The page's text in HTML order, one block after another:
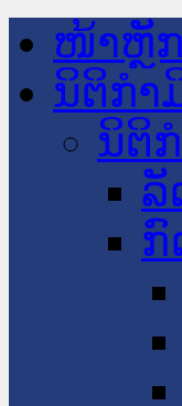
ໜ້າຫຼັກ
ນິຕິກໍາ
ນິຕິ
ລັ